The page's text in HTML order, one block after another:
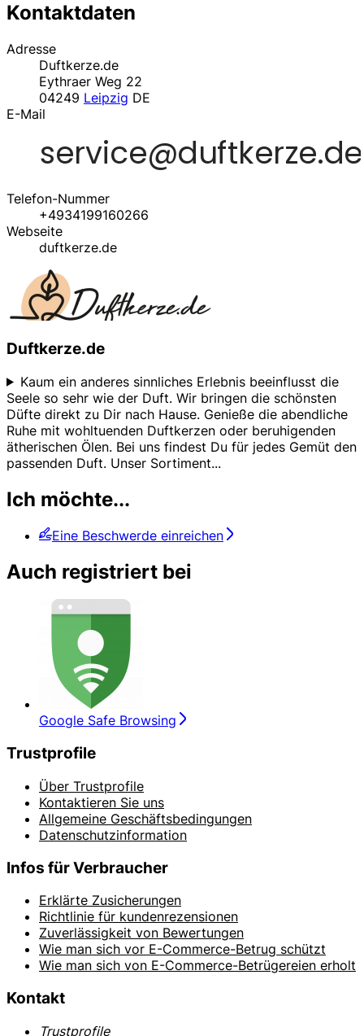
Kontaktdaten
Adresse
Duftkerze.de
Eythraer Weg 22
04249 Leipzig DE
E-Mail
Telefon-Nummer
+4934199160266
Webseite
duftkerze.de
Duftkerze.de
Kaum ein anderes sinnliches Erlebnis beeinflusst die
Seele so sehr wie der Duft. Wir bringen die schönsten
Düfte direkt zu Dir nach Hause. Genieße die abendliche
Ruhe mit wohltuenden Duftkerzen oder beruhigenden
ätherischen Ölen. Bei uns findest Du für jedes Gemüt den
passenden Duft. Unser Sortiment...
Ich möchte...
Eine Beschwerde einreichen
Auch registriert bei
Google Safe Browsing
Trustprofile
Über Trustprofile
Kontaktieren Sie uns
Allgemeine Geschäftsbedingungen
Datenschutzinformation
Infos für Verbraucher
Erklärte Zusicherungen
Richtlinie für kundenrezensionen
Zuverlässigkeit von Bewertungen
Wie man sich vor E-Commerce-Betrug schützt
Wie man sich von E-Commerce-Betrügereien erholt
Kontakt
Trustprofile